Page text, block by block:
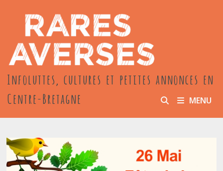
contenu
Infoluttes, cultures et petites annonces en
Centre-Bretagne
MENU